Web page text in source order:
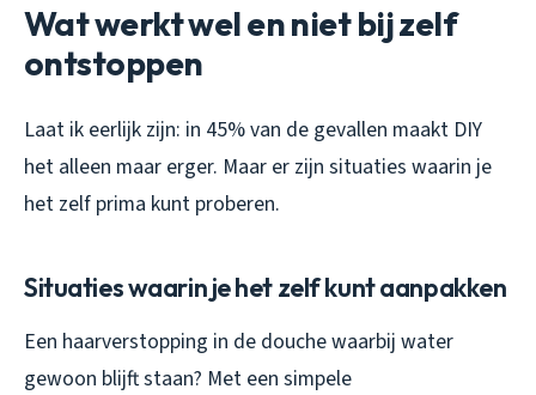
Wat werkt wel en niet bij zelf
ontstoppen
Laat ik eerlijk zijn: in 45% van de gevallen maakt DIY
het alleen maar erger. Maar er zijn situaties waarin je
het zelf prima kunt proberen.
Situaties waarin je het zelf kunt aanpakken
Een haarverstopping in de douche waarbij water
gewoon blijft staan? Met een simpele